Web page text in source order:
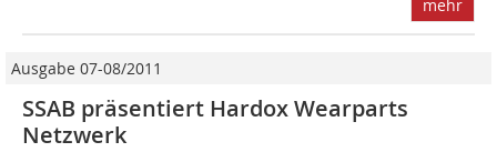
mehr
Ausgabe 07-08/2011
SSAB präsentiert Hardox Wearparts
Netzwerk